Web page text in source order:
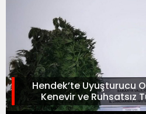
Hendek’te Uyuşturucu
Kenevir ve Ruhsatsız